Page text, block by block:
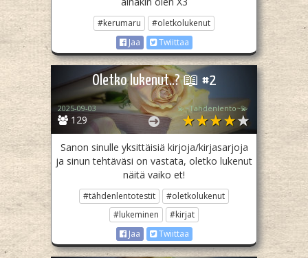
#kerumaru
#oletkolukenut
Jaa
Twiittaa
Oletko lukenut..? 📖 #2
129
2025-09-03 💫~Tähdenlento~💫
Sanon sinulle yksittäisiä kirjoja/kirjasarjoja
ja sinun tehtäväsi on vastata, oletko lukenut
näitä vaiko et!
#tähdenlentotestit
#oletkolukenut
#lukeminen
#kirjat
Jaa
Twiittaa